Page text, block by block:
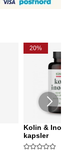
20%
Kolin &
kapsler